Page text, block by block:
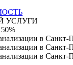
УСЛУГИ